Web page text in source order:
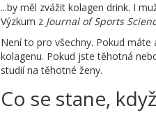
...by měl zvážit kolagen drink. I
Výzkum z Journal of Sports
Není to pro všechny. Pokud
kolagenu. Pokud jste těhotná
studií na těhotné ženy.
Co se stane,